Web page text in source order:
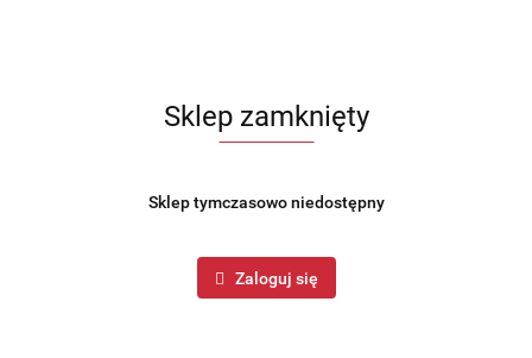
Sklep zamknięty
Sklep tymczasowo niedostępny
Zaloguj się